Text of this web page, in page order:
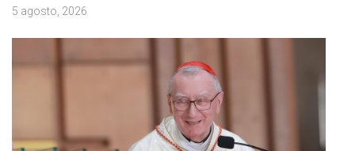
5 agosto, 2026